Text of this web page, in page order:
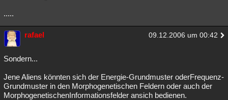
.....
rafael 09.12.2006 um 00:42
Sondern...
Jene Aliens könnten sich der Energie-Grundmuster oderFrequenz-
Grundmuster in den Morphogenetischen Feldern oder auch der
MorphogenetischenInformationsfelder ansich bedienen.